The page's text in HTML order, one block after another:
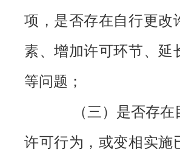
项，是否存在自行更改
素、增加许可环节、延
等问题；
（三）是否存在
许可行为，或变相实施